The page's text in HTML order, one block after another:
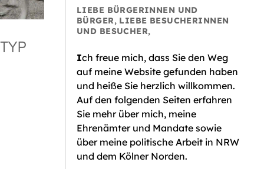
Office 365
LIEBE BÜRGERINNEN UND
BÜRGER, LIEBE BESUCHERINNEN
UND BESUCHER,
Ich freue mich, dass Sie den Weg
auf meine Website gefunden haben
und heiße Sie herzlich willkommen.
Auf den folgenden Seiten erfahren
Sie mehr über mich, meine
Ehrenämter und Mandate sowie
über meine politische Arbeit in NRW
und dem Kölner Norden.